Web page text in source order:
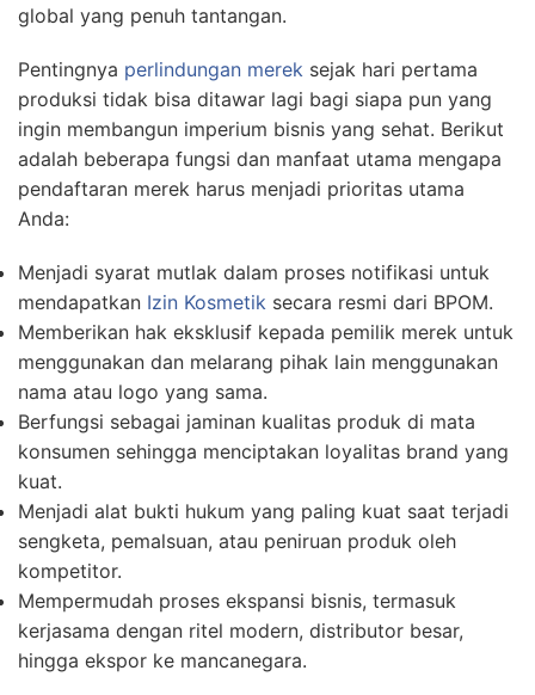
global yang penuh tantangan.
Pentingnya perlindungan merek sejak hari pertama
produksi tidak bisa ditawar lagi bagi siapa pun yang
ingin membangun imperium bisnis yang sehat. Berikut
adalah beberapa fungsi dan manfaat utama mengapa
pendaftaran merek harus menjadi prioritas utama
Anda:
Menjadi syarat mutlak dalam proses notifikasi untuk
mendapatkan Izin Kosmetik secara resmi dari BPOM.
Memberikan hak eksklusif kepada pemilik merek untuk
menggunakan dan melarang pihak lain menggunakan
nama atau logo yang sama.
Berfungsi sebagai jaminan kualitas produk di mata
konsumen sehingga menciptakan loyalitas brand yang
kuat.
Menjadi alat bukti hukum yang paling kuat saat terjadi
sengketa, pemalsuan, atau peniruan produk oleh
kompetitor.
Mempermudah proses ekspansi bisnis, termasuk
kerjasama dengan ritel modern, distributor besar,
hingga ekspor ke mancanegara.